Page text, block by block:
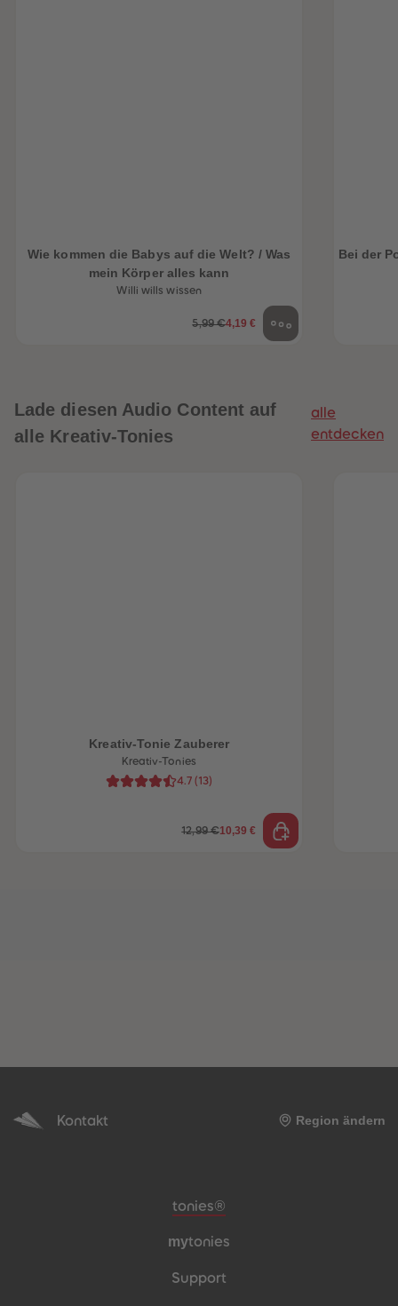
Wie kommen die Babys auf die Welt? / Was
mein Körper alles kann
Willi wills wissen
5,99 €4,19 €
Bei der
Lade diesen Audio Content auf
alle Kreativ-Tonies
alle
entdecken
Kreativ-Tonie Zauberer
Kreativ-Tonies
4.7 (13)
12,99 €10,39 €
Kontakt Region ändern
Meta-Navigation Footer
tonies®
mytonies
Support